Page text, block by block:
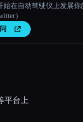
始在自动驾驶仪上发展你
）
平台上